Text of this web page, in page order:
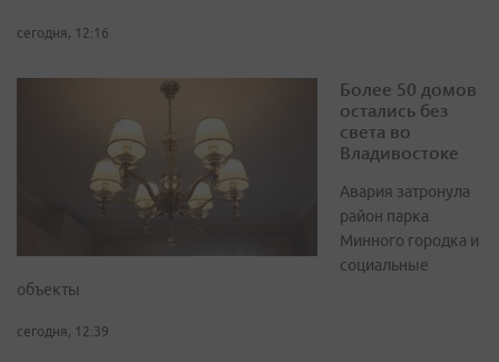
сегодня, 12:16
Более 50 домов
остались без
света во
Владивостоке
Авария затронула
район парка
Минного городка и
социальные
объекты
сегодня, 12:39